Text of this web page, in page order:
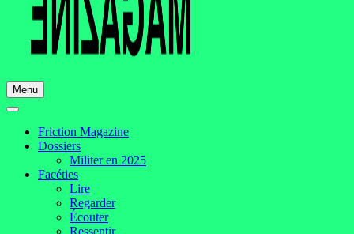
Menu
Friction Magazine
Dossiers
Militer en 2025
Facéties
Lire
Regarder
Écouter
Ressentir